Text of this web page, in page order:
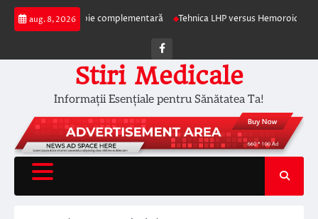
Skip
aug. 8, 2026
ca terapie complementară Tehnica LHP versus Hemoroidectomia
Facebook
Stiri Medicale
Informații Esențiale pentru Sănătatea Ta!